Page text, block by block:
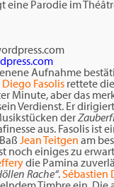
eine Parodie im
Aufnahme
Diego Fasolis rettete
Minute, aber das
Verdienst. Er
der
aus. Fasolis ist
Jean Teitgen am
noch einiges zu
die Pamina
Rache“.Sébastien